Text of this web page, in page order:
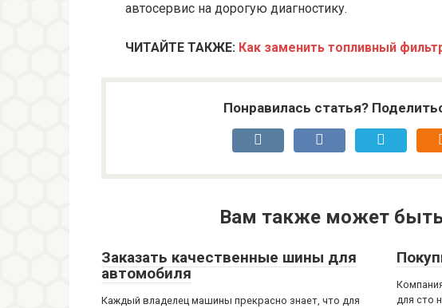
автосервис на дорогую диагностику.
ЧИТАЙТЕ ТАКЖЕ: Как заменить топливный
Понравилась статья?
Вам также может быть
Заказать качественные шины для
автомобиля
Каждый владелец машины прекрасно знает, что для
для сто